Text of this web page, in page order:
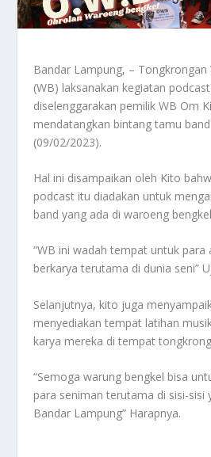
Bandar Lampung, – Tongkrongan
(WB) laksanakan kegiatan
diselenggarakan pemilik WB Om
mendatangkan bintang tamu
(09/02/2023).
Hal ini disampaikan oleh Kito
podcast itu diadakan untuk
band yang ada di waroeng
“WB ini wadah tempat untuk para
berkarya terutama di dunia seni”
Selanjutnya, kito juga
menyediakan tempat latihan
karya mereka di tempat
“Semoga warung bengkel bisa
para seniman terutama di sisi-sisi
Bandar Lampung” Harapnya.